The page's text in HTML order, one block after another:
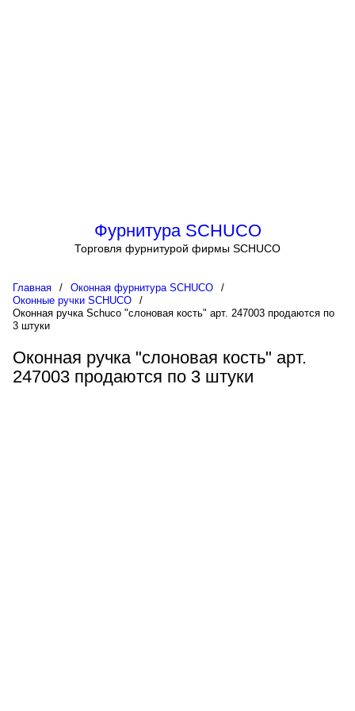
Фурнитура SCHUCO
Торговля фурнитурой фирмы SCHUCO
Главная / Оконная фурнитура SCHUCO
/
Оконные ручки SCHUCO
/
Оконная ручка Schuco "слоновая кость" арт. 247003 продаются по
3 штуки
Оконная ручка "слоновая кость" арт.
247003 продаются по 3 штуки